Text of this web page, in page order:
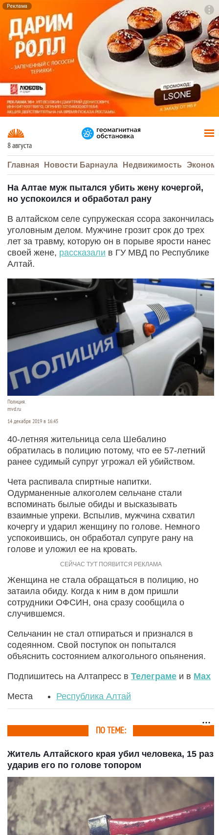
Реклама
8 августа
Главная Новости Барнаула Недвижимость
На Алтае муж пытался убить жену кочергой,
но успокоился и обработал рану
В алтайском селе супружеская ссора закончилась
уголовным делом. Мужчине грозит срок до трех
лет за травму, которую он в порыве ярости нанес
своей жене, рассказали в ГУ МВД по Республике
Алтай.
Полиция.
mvd.ru
14 декабря 2019 в 16:45
40-летняя жительница села Шебалино
обратилась в полицию потому, что ее 57-летний
ранее судимый супруг угрожал ей убийством.
Чета распивала спиртные напитки.
Одурманенные алкоголем сельчане стали
вспоминать былые обиды и высказывать
взаимные упреки. Вспылив, мужчина схватил
кочергу и ударил женщину по голове. Немного
успокоившись, он обработал супруге рану на
голове и уложил ее на кровать.
Женщина не стала обращаться в полицию, но
затаила обиду. Когда к ним в дом пришли
сотрудники ОФСИН, она сразу сообщила о
случившемся.
Сельчанин не стал отпираться и признался в
содеянном. Свой поступок он попытался
объяснить состоянием алкогольного опьянения.
Подпишитесь на Алтапресс в Телеграме и в Max
Места Республика Алтай
ПО ТЕМЕ:
Житель Алтайского края убил человека, 15 раз
ударив его по голове топором